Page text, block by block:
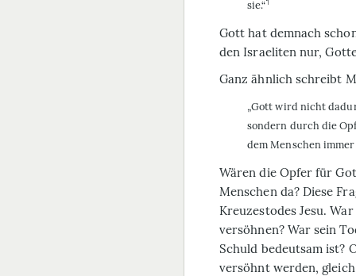
sie.“1
Gott hat demnach
den Israeliten nur,
Ganz ähnlich schreibt
„Gott wird nicht
sondern durch die
dem Menschen immer
Wären die Opfer für
Menschen da? Diese
Kreuzestodes Jesu.
versöhnen? War sein
Schuld bedeutsam ist?
versöhnt werden,